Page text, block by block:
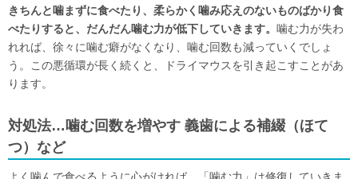
きちんと噛まずに食べたり、柔らかく噛み応えのないものばかり食
べたりすると、だんだん噛む力が低下していきます。 噛む力が失わ
れれば、徐々に噛む癖がなくなり、噛む回数も減っていくでしょ
う。この悪循環が長く続くと、ドライマウスを引き起こすことがあ
ります。
対処法…噛む回数を増やす 義歯による補綴（ほて
つ）など